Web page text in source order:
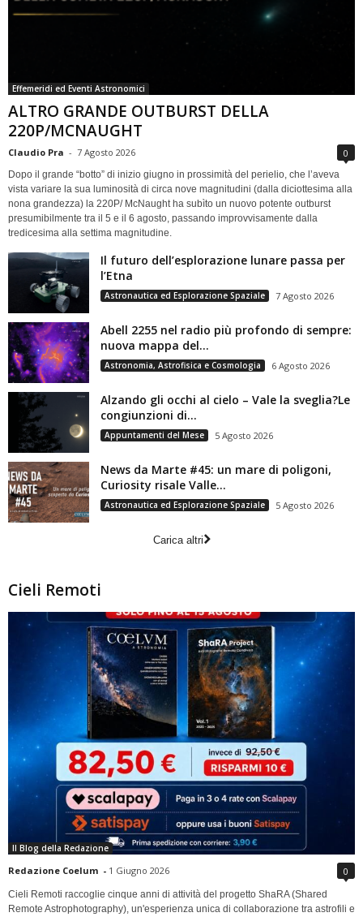
Effemeridi ed Eventi Astronomici
ALTRO GRANDE OUTBURST DELLA
220P/MCNAUGHT
Claudio Pra - 7 Agosto 2026 0
Dopo il grande “botto” di inizio giugno in prossimità del perielio, che l’aveva
vista variare la sua luminosità di circa nove magnitudini (dalla diciottesima alla
nona grandezza) la 220P/ McNaught ha subìto un nuovo potente outburst
presumibilmente tra il 5 e il 6 agosto, passando improvvisamente dalla
tredicesima alla settima magnitudine.
Il futuro dell’esplorazione lunare passa per
l’Etna
Astronautica ed Esplorazione Spaziale 7 Agosto 2026
Abell 2255 nel radio più profondo di sempre:
nuova mappa del...
Astronomia, Astrofisica e Cosmologia 6 Agosto 2026
Alzando gli occhi al cielo – Vale la sveglia?Le
congiunzioni di...
Appuntamenti del Mese 5 Agosto 2026
News da Marte #45: un mare di poligoni,
Curiosity risale Valle...
Astronautica ed Esplorazione Spaziale 5 Agosto 2026
Carica altri
Cieli Remoti
Il Blog della Redazione
Redazione Coelum - 1 Giugno 2026 0
Cieli Remoti raccoglie cinque anni di attività del progetto ShaRA (Shared
Remote Astrophotography), un'esperienza unica di collaborazione tra astrofili e